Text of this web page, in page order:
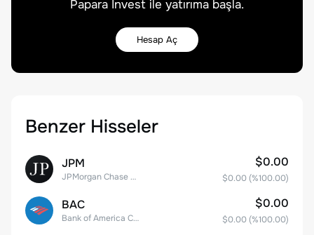
Papara Invest ile yatırıma başla.
Hesap Aç
Benzer Hisseler
JPM
JPMorgan Chase & Co.
$0.00
$0.00 (%100.00)
BAC
Bank of America Corporation
$0.00
$0.00 (%100.00)